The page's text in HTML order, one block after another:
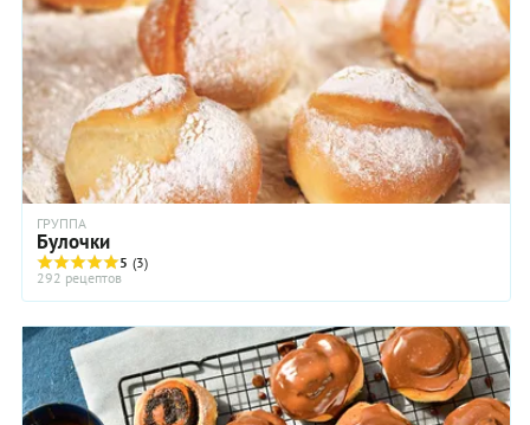
ГРУППА
Булочки
5 (3)
292 рецептов